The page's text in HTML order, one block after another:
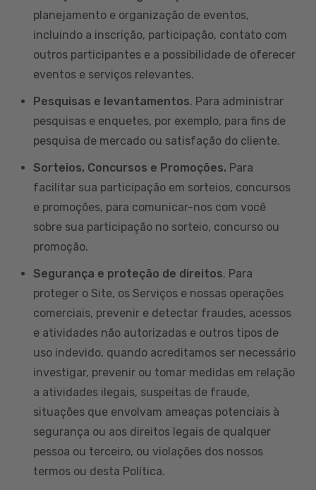
planejamento e organização de eventos,
incluindo a inscrição, participação, contato com
outros participantes e a possibilidade de oferecer
eventos e serviços relevantes.
Pesquisas e levantamentos. Para administrar
pesquisas e enquetes, por exemplo, para fins de
pesquisa de mercado ou satisfação do cliente.
Sorteios, Concursos e Promoções. Para
facilitar sua participação em sorteios, concursos
e promoções, para comunicar-nos com você
sobre sua participação no sorteio, concurso ou
promoção.
Segurança e proteção de direitos. Para
proteger o Site, os Serviços e nossas operações
comerciais, prevenir e detectar fraudes, acessos
e atividades não autorizadas e outros tipos de
uso indevido, quando acreditamos ser necessário
investigar, prevenir ou tomar medidas em relação
a atividades ilegais, suspeitas de fraude,
situações que envolvam ameaças potenciais à
segurança ou aos direitos legais de qualquer
pessoa ou terceiro, ou violações dos nossos
termos ou desta Política.